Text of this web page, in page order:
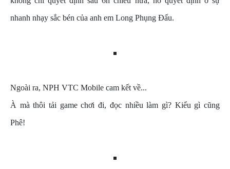
nhanh nhạy sắc bén của anh em Long Phụng Đấu.
Ngoài ra, NPH VTC Mobile cam kết về...
À mà thôi tải game chơi đi, đọc nhiều làm gì? Kiểu gì cũng
Phê!